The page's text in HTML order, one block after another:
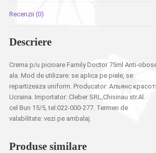
Recenzii (0)
Descriere
Crema p/u picioare Family Doctor 75ml Anti-
ala. Mod de utilizare: se aplica pe piele, se
repartizeaza uniform. Producator: Альянс
Ucraina. Importator: Cleber SRL,Chisinau str.Al.
cel Bun 15/5, tel:022-000-277. Termen de
valabilitate: vezi pe ambalaj.
Produse similare